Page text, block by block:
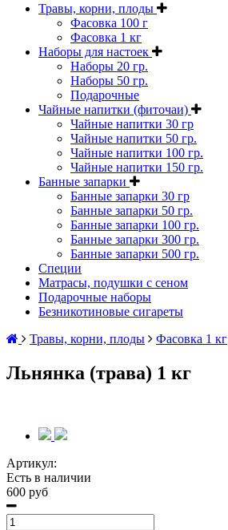
Травы, корни, плоды
Фасовка 100 г
Фасовка 1 кг
Наборы для настоек
Наборы 20 гр.
Наборы 50 гр.
Подарочные
Чайные напитки (фиточаи)
Чайные напитки 30 гр
Чайные напитки 50 гр.
Чайные напитки 100 гр.
Чайные напитки 150 гр.
Банные запарки
Банные запарки 30 гр
Банные запарки 50 гр.
Банные запарки 100 гр.
Банные запарки 300 гр.
Банные запарки 500 гр.
Специи
Матрасы, подушки с сеном
Подарочные наборы
Безникотиновые сигареты
Травы, корни, плоды
Фасовка 1 кг
Льнянка (трава) 1 кг
Артикул:
Есть в наличии
600 руб